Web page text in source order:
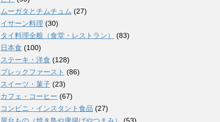
ムーガタとチムチュム (27)
イサーン料理 (30)
タイ料理全般（食堂・レストラン）
(83)
日本食 (100)
ステーキ・洋食 (128)
ブレックファースト (86)
スイーツ・菓子 (23)
カフェ・コーヒー (67)
コンビニ・インスタント食品 (27)